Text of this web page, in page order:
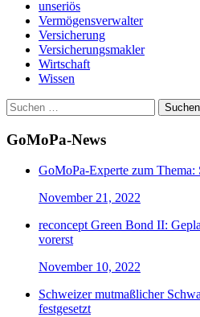
unseriös
Vermögensverwalter
Versicherung
Versicherungsmakler
Wirtschaft
Wissen
Suchen
nach:
GoMoPa-News
GoMoPa-Experte zum Thema:
November 21, 2022
reconcept Green Bond II:
vorerst
November 10, 2022
Schweizer mutmaßlicher
festgesetzt